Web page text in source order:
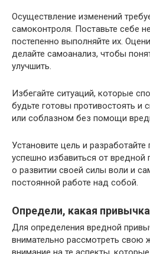
Осуществление изменений
самоконтроля. Поставьте себе
постепенно выполняйте их.
делайте самоанализ, чтобы
улучшить.
Избегайте ситуаций, которые
будьте готовы противостоять и
или соблазном без помощи
Установите цель и
успешно избавиться от вредной
о развитии своей силы воли и
постоянной работе над собой.
Определи, какая
Для определения вредной
внимательно рассмотреть свою